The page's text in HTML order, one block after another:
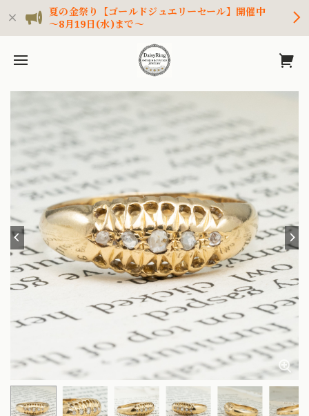
夏の金祭り【ゴールドジュエリーセール】開催中
～8月19日(水)まで～